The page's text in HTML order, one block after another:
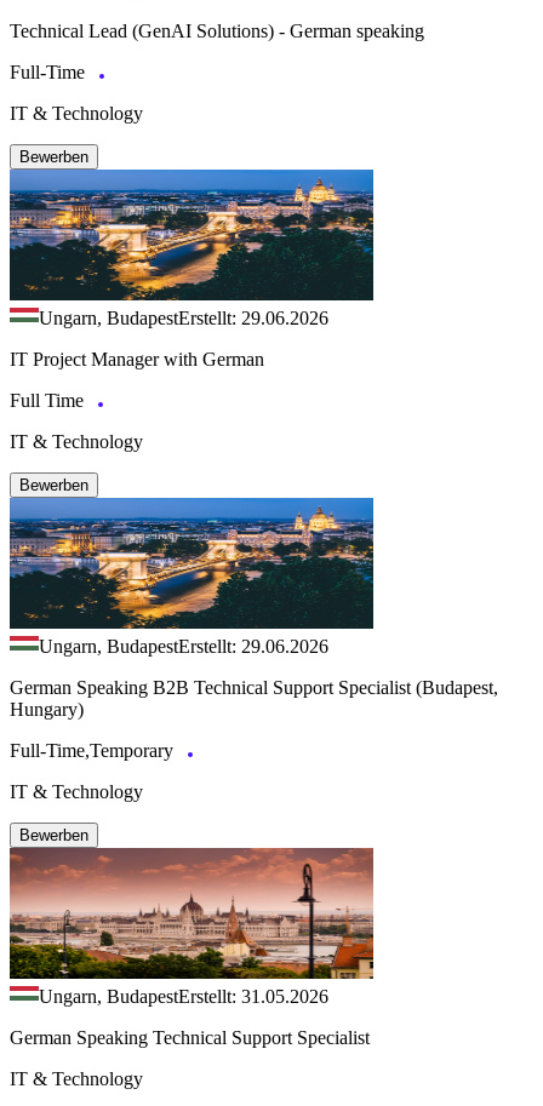
Technical Lead (GenAI Solutions) - German speaking
Full-Time
IT & Technology
Bewerben
Ungarn, BudapestErstellt: 29.06.2026
IT Project Manager with German
Full Time
IT & Technology
Bewerben
Ungarn, BudapestErstellt: 29.06.2026
German Speaking B2B Technical Support Specialist (Budapest,
Hungary)
Full-Time,Temporary
IT & Technology
Bewerben
Ungarn, BudapestErstellt: 31.05.2026
German Speaking Technical Support Specialist
IT & Technology